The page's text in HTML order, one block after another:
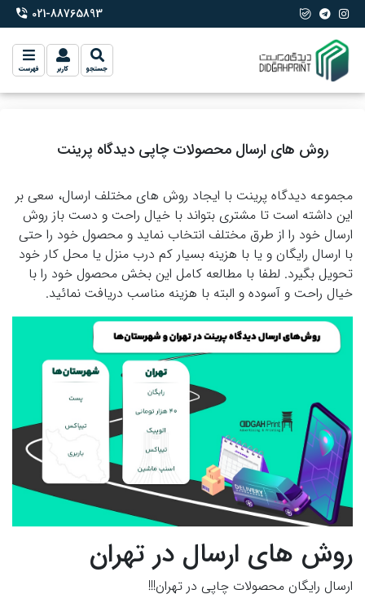
phone-2 021-88765893
جستجو کاربر فهرست
روش های ارسال محصولات چاپی دیدگاه پرینت
مجموعه دیدگاه پرینت با ایجاد روش های مختلف ارسال، سعی بر
این داشته است تا مشتری بتواند با خیال راحت و دست باز روش
ارسال خود را از طرق مختلف انتخاب نماید و محصول خود را حتی
با ارسال رایگان و یا با هزینه بسیار کم درب منزل یا محل کار خود
تحویل بگیرد. لطفا با مطالعه کامل این بخش محصول خود را با
خیال راحت و آسوده و البته با هزینه مناسب دریافت نمائید.
روش های ارسال در تهران
ارسال رایگان محصولات چاپی در تهران!!!